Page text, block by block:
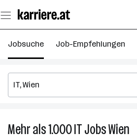
Seiteninhalt
springen
Jobsuche Job-Empfehlungen
Mehr als 1.000ITJobsWien